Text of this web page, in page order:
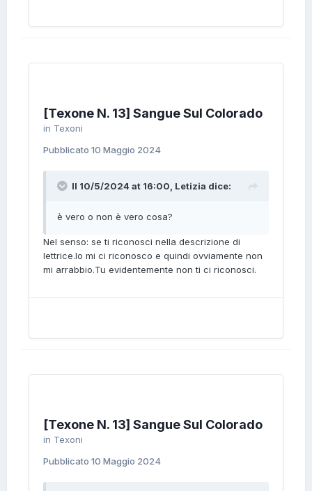
[Texone N. 13] Sangue Sul Colorado
in Texoni
Pubblicato 10 Maggio 2024
Il 10/5/2024 at 16:00, Letizia dice:
è vero o non è vero cosa?
Nel senso: se ti riconosci nella descrizione di
lettrice.Io mi ci riconosco e quindi ovviamente non
mi arrabbio.Tu evidentemente non ti ci riconosci.
[Texone N. 13] Sangue Sul Colorado
in Texoni
Pubblicato 10 Maggio 2024